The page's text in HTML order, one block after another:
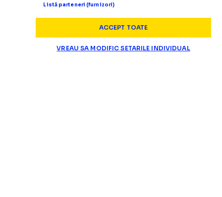
Listă parteneri (furnizori)
ACCEPT TOATE
VREAU SA MODIFIC SETARILE INDIVIDUAL